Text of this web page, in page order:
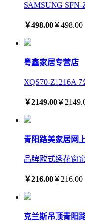
SAMSUNG
￥498.00￥498.00
粤鑫家居专营店
XQS70-Z1216A
￥2149.00￥
青阳路美家居网
品牌欧式绣花窗
￥216.00￥216.00
克兰斯吊顶青阳